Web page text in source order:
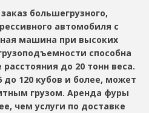
большегрузного,
автомобиля с
машина при высоких
способна
до 20 тонн веса.
120 кубов и более, может
грузом. Аренда фуры
чем услуги по доставке